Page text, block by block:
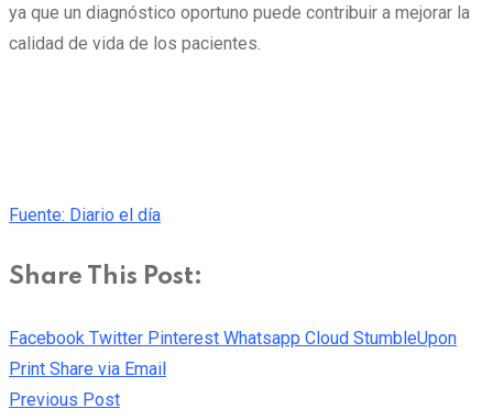
ya que un diagnóstico oportuno puede contribuir a mejorar la
calidad de vida de los pacientes.
Fuente: Diario el día
Share This Post:
Facebook Twitter Pinterest Whatsapp Cloud StumbleUpon
Print Share via Email
Previous Post